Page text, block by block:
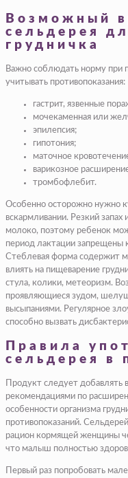
Возможный
сельдерея
грудничка
Важно соблюдать норму при
учитывать противопоказания:
гастрит, язвенные
мочекаменная или
эпилепсия;
гипотония;
маточное
варикозное
тромбофлебит.
Особенно осторожно нужно
вскармливании. Резкий
молоко, поэтому ребенок
период лактации запрещены
Стеблевая форма содержит
влиять на пищеварение
стула, колики, метеоризм.
проявляющиеся зудом,
высыпаниями. Регулярное
способно вызвать
Правила
сельдерея в
Продукт следует
рекомендациями по
особенности организма
противопоказаний.
рацион кормящей женщины
что малыш полностью
Первый раз попробовать